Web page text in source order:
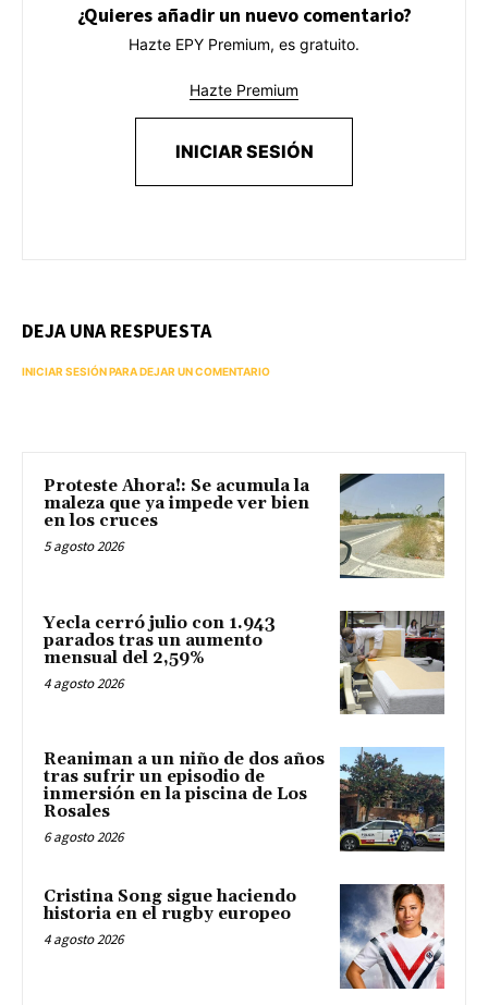
¿Quieres añadir un nuevo comentario?
Hazte EPY Premium, es gratuito.
Hazte Premium
INICIAR SESIÓN
DEJA UNA RESPUESTA
INICIAR SESIÓN PARA DEJAR UN COMENTARIO
Proteste Ahora!: Se acumula la
maleza que ya impede ver bien
en los cruces
5 agosto 2026
Yecla cerró julio con 1.943
parados tras un aumento
mensual del 2,59%
4 agosto 2026
Reaniman a un niño de dos años
tras sufrir un episodio de
inmersión en la piscina de Los
Rosales
6 agosto 2026
Cristina Song sigue haciendo
historia en el rugby europeo
4 agosto 2026